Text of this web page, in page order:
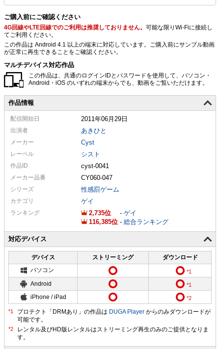
ご購入前にご確認ください
4G回線やLTE回線でのご利用は推奨しておりません。 可能な限りWi-Fiに接続し
てご利用ください。
この作品は Android 4.1 以上の端末に対応しています。ご購入前にサンプル動画
が正常に再生できることをご確認ください。
マルチデバイス対応作品
この作品は、共通のログインIDとパスワードを使用して、パソコン・
Android・iOS のいずれの端末からでも、動画をご覧いただけます。
作品情報
配信開始日 2011年06月29日
出演者 あきひと
メーカー Cyst
レーベル シスト
作品ID cyst-0041
メーカー品番 CY060-047
シリーズ 性感罰ゲーム
カテゴリ ゲイ
ランキング 2,735 - ゲイ
116,385
- 総合ランキング
対応デバイス
デバイス ストリーミング
ダウンロード
パソコン
Android
iPhone / iPad
プロテクト「DRMあり」の作品は DUGA Player からのみダウンロードが
可能です。